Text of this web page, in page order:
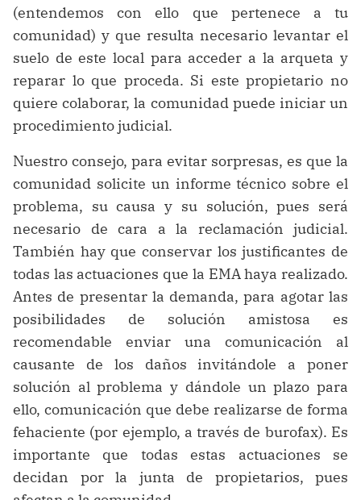
(entendemos con ello que pertenece a tu
comunidad) y que resulta necesario levantar el
suelo de este local para acceder a la arqueta y
reparar lo que proceda. Si este propietario no
quiere colaborar, la comunidad puede iniciar un
procedimiento judicial.
Nuestro consejo, para evitar sorpresas, es que la
comunidad solicite un informe técnico sobre el
problema, su causa y su solución, pues será
necesario de cara a la reclamación judicial.
También hay que conservar los justificantes de
todas las actuaciones que la EMA haya realizado.
Antes de presentar la demanda, para agotar las
posibilidades de solución amistosa es
recomendable enviar una comunicación al
causante de los daños invitándole a poner
solución al problema y dándole un plazo para
ello, comunicación que debe realizarse de forma
fehaciente (por ejemplo, a través de burofax). Es
importante que todas estas actuaciones se
decidan por la junta de propietarios, pues